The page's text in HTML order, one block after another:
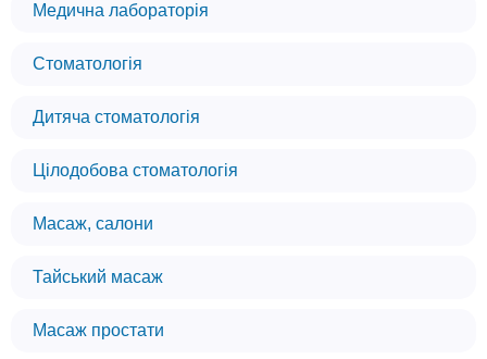
Медична лабораторія
Стоматологія
Дитяча стоматологія
Цілодобова стоматологія
Масаж, салони
Тайський масаж
Масаж простати